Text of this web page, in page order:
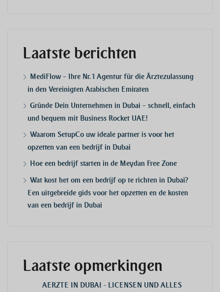
Laatste berichten
MediFlow – Ihre Nr. 1 Agentur für die Ärztezulassung
in den Vereinigten Arabischen Emiraten
Gründe Dein Unternehmen in Dubai – schnell, einfach
und bequem mit Business Rocket UAE!
Waarom SetupCo uw ideale partner is voor het
opzetten van een bedrijf in Dubai
Hoe een bedrijf starten in de Meydan Free Zone
Wat kost het om een bedrijf op te richten in Dubai?
Een uitgebreide gids voor het opzetten en de kosten
van een bedrijf in Dubai
Laatste opmerkingen
AERZTE IN DUBAI - LICENSEN UND ALLES